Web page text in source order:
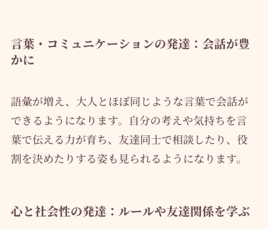
言葉・コミュニケーションの発達：会話が豊
かに
語彙が増え、大人とほぼ同じような言葉で会話が
できるようになります。自分の考えや気持ちを言
葉で伝える力が育ち、友達同士で相談したり、役
割を決めたりする姿も見られるようになります。
心と社会性の発達：ルールや友達関係を学ぶ